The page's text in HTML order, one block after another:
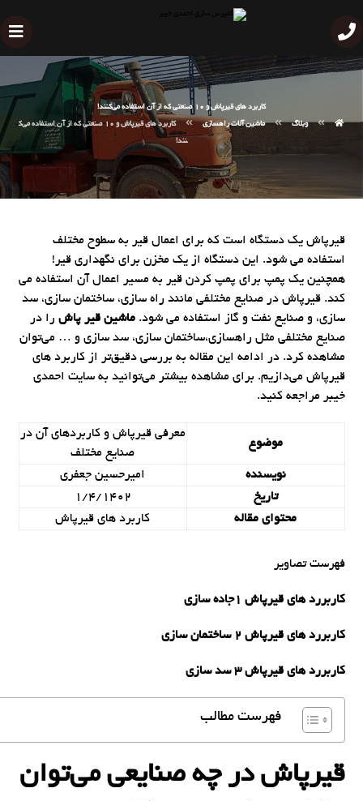
کاربرد های قیرپاش و 10 صنعتی که از آن استفاده می‌کنند!
وبلاگ ماشین آلات راهسازی کاربرد های قیرپاش و 10 صنعتی که از آن استفاده می‌ک
نند!
قیرپاش یک دستگاه است که برای اعمال قیر به سطوح مختلف
استفاده می شود. این دستگاه از یک مخزن برای نگهداری قیر!
همچنین یک پمپ برای پمپ کردن قیر به مسیر اعمال آن استفاده می
کند. قیرپاش در صنایع مختلفی مانند راه سازی، ساختمان سازی، سد
سازی، و صنایع نفت و گاز استفاده می شود.ماشین قیر پاش را در
صنایع مختلفی مثل راهسازی،ساختمان سازی، سد سازی و … می‌توان
مشاهده کرد. در ادامه این مقاله به بررسی دقیق‌تر از کاربرد های
قیرپاش می‌دازیم. برای مشاهده بیشتر می‌توانید به سایت احمدی
خیبر مراجعه کنید.
موضوع
معرفی قیرپاش و کاربردهای آن در
صنایع مختلف
نویسنده
امیرحسین جعفری
تاریخ
1/4/1402
محتوای مقاله
کاربرد های قیرپاش
فهرست تصاویر
کاربررد های قیرپاش 1جاده سازی
کاربررد های قیرپاش 2 ساختمان سازی
کاربررد های قیرپاش 3 سد سازی
فهرست مطالب
قیرپاش در چه صنایعی می‌توان